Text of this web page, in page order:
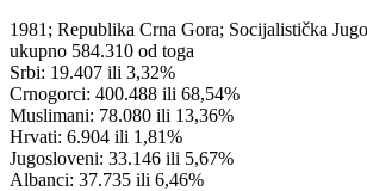
1981; Republika Crna Gora; Socijalistička
ukupno 584.310 od toga
Srbi: 19.407 ili 3,32%
Crnogorci: 400.488 ili 68,54%
Muslimani: 78.080 ili 13,36%
Hrvati: 6.904 ili 1,81%
Jugosloveni: 33.146 ili 5,67%
Albanci: 37.735 ili 6,46%